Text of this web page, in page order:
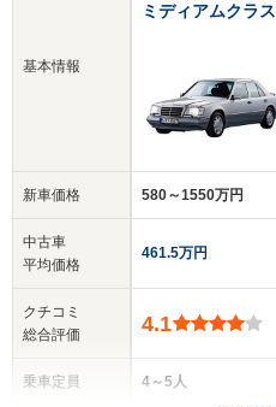
基本情報
新車価格
中古車
平均価格
クチコミ
総合評価
乗車定員
ミディアムクラス
580～1550万円
461.5万円
4.1
4～5人